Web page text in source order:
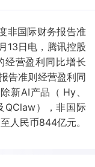
非国际财务报告准
13日电，腾讯控股
经营盈利同比增长
告准则经营盈利同
新AI产品（ Hy、
QClaw），非国际
人民币844亿元。